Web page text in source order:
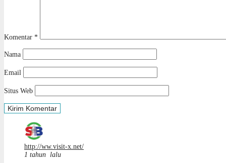
Komentar *
Nama
Email
Situs Web
http://ww.visit-x.net/
1 tahun lalu